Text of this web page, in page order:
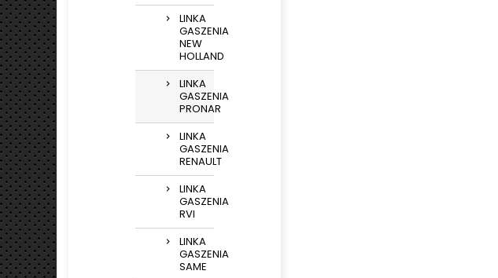
LINKA
GASZENIA
NEW
HOLLAND
LINKA
GASZENIA
PRONAR
LINKA
GASZENIA
RENAULT
LINKA
GASZENIA
RVI
LINKA
GASZENIA
SAME